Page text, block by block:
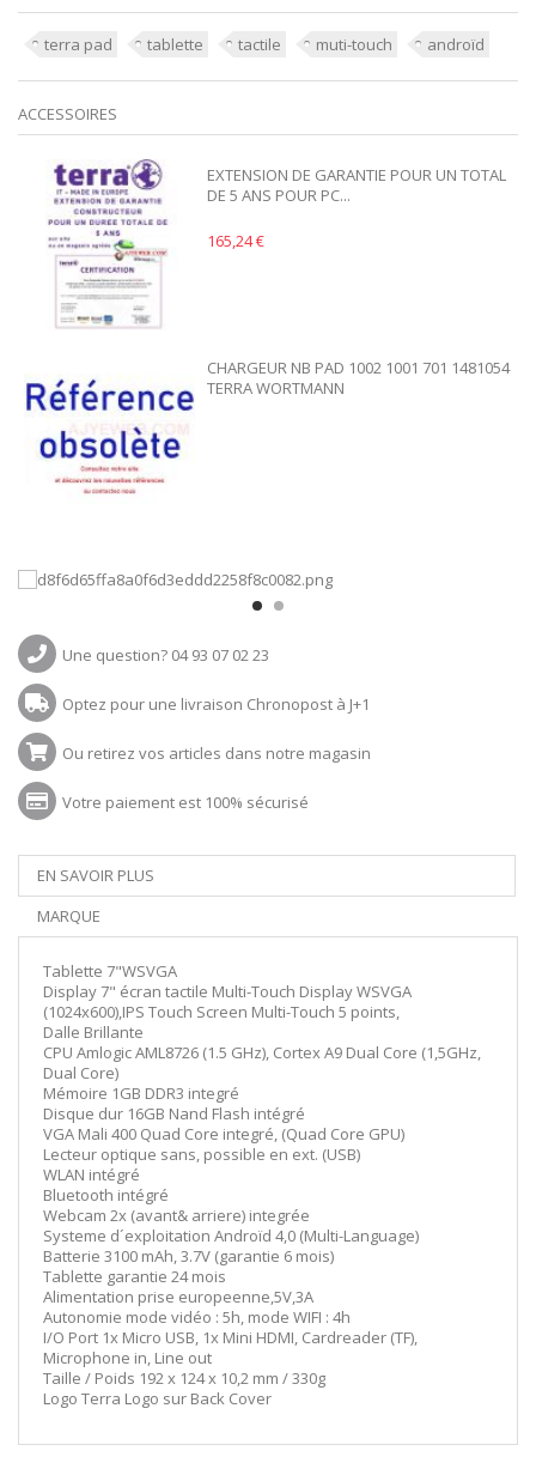
terra pad tablette tactile muti-touch androïd
ACCESSOIRES
EXTENSION DE GARANTIE POUR UN TOTAL
DE 5 ANS POUR PC...
165,24 €
CHARGEUR NB PAD 1002 1001 701 1481054
TERRA WORTMANN
Une question? 04 93 07 02 23
Optez pour une livraison Chronopost à J+1
Ou retirez vos articles dans notre magasin
Votre paiement est 100% sécurisé
EN SAVOIR PLUS
MARQUE
Tablette 7"WSVGA
Display 7" écran tactile Multi-Touch Display WSVGA
(1024x600),IPS Touch Screen Multi-Touch 5 points,
Dalle Brillante
CPU Amlogic AML8726 (1.5 GHz), Cortex A9 Dual Core (1,5GHz,
Dual Core)
Mémoire 1GB DDR3 integré
Disque dur 16GB Nand Flash intégré
VGA Mali 400 Quad Core integré, (Quad Core GPU)
Lecteur optique sans, possible en ext. (USB)
WLAN intégré
Bluetooth intégré
Webcam 2x (avant& arriere) integrée
Systeme d´exploitation Androïd 4,0 (Multi-Language)
Batterie 3100 mAh, 3.7V (garantie 6 mois)
Tablette garantie 24 mois
Alimentation prise europeenne,5V,3A
Autonomie mode vidéo : 5h, mode WIFI : 4h
I/O Port 1x Micro USB, 1x Mini HDMI, Cardreader (TF),
Microphone in, Line out
Taille / Poids 192 x 124 x 10,2 mm / 330g
Logo Terra Logo sur Back Cover